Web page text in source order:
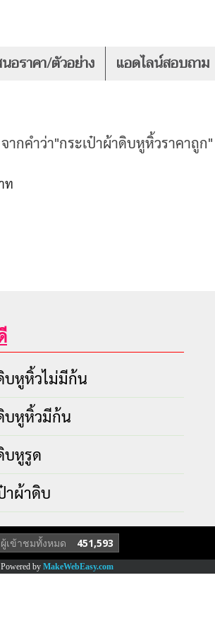
อราคา/ตัวอย่าง แอดไลน์สอบถาม
ากคำว่า"กระเป๋าผ้าดิบหูหิ้วราคาถูก"
ท
บหูหิ้วไม่มีก้น
บหูหิ้วมีก้น
บหูรูด
าผ้าดิบ
ผู้เข้าชมทั้งหมด 451,593
Powered by MakeWebEasy.com